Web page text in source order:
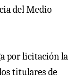
del Medio
por licitación la
titulares de